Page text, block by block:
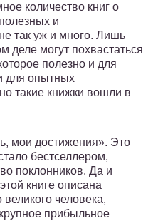
количество книг о
и
так уж и много. Лишь
деле могут похвастаться
полезно и для
для опытных
такие книжки вошли в
мои достижения». Это
бестселлером,
поклонников. Да и
книге описана
человека,
прибыльное